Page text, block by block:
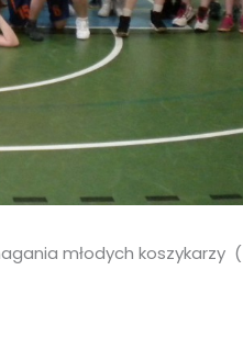
młodych koszykarzy (